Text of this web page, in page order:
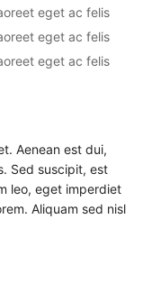
eget ac felis
eget ac felis
eget ac felis
Aenean est dui,
Sed suscipit, est
leo, eget imperdiet
Aliquam sed nisl